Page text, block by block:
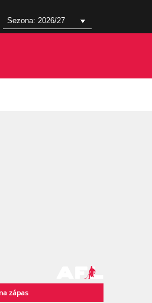
zápas